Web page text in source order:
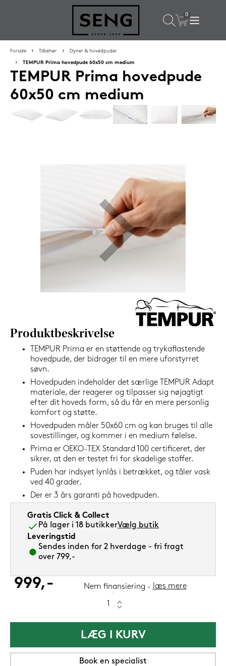
Populære valg til dig
50%
599,-
Forside Tilbehør Dyner & hovedpuder
TEMPUR Prima hovedpude 60x50 cm medium
TEMPUR Prima hovedpude
60x50 cm medium
Produktbeskrivelse
TEMPUR Prima er en støttende og trykaflastende
hovedpude, der bidrager til en mere uforstyrret
søvn.
Hovedpuden indeholder det særlige TEMPUR Adapt
materiale, der reagerer og tilpasser sig nøjagtigt
efter dit hoveds form, så du får en mere personlig
komfort og støtte.
Hovedpuden måler 50x60 cm og kan bruges til alle
sovestillinger, og kommer i en medium følelse.
Prima er OEKO-TEX Standard 100 certificeret, der
sikrer, at den er testet fri for skadelige stoffer.
Puden har indsyet lynlås i betrækket, og tåler vask
ved 40 grader.
Der er 3 års garanti på hovedpuden.
Gratis Click & Collect
På lager i 18 butikkerVælg butik
Leveringstid
Sendes inden for 2 hverdage - fri fragt
over 799,-
999,- Nem finansiering læs mere
LÆG I KURV
Book en specialist